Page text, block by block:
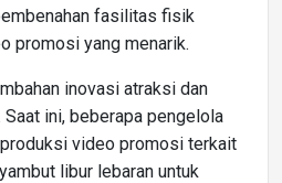
fasilitas fisik
promosi yang menarik.
inovasi atraksi dan
ini, beberapa pengelola
video promosi terkait
libur lebaran untuk